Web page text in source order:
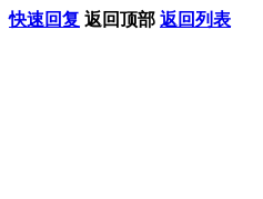
快速回复 返回顶部 返回列表